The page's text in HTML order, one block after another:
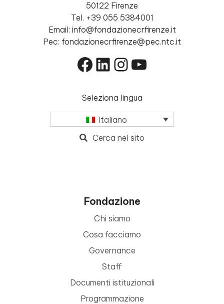
50122 Firenze
Tel. +39 055 5384001
Email: info@fondazionecrfirenze.it
Pec: fondazionecrfirenze@pec.ntc.it
Facebook
LinkedIn
Instagram
YouTube
Seleziona lingua
Italiano
Cerca nel sito
Fondazione
Chi siamo
Cosa facciamo
Governance
Staff
Documenti istituzionali
Programmazione